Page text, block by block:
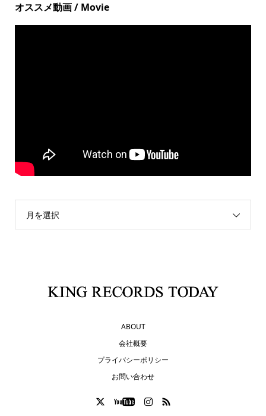
オススメ動画 / Movie
月を選択
ABOUT
会社概要
プライバシーポリシー
お問い合わせ